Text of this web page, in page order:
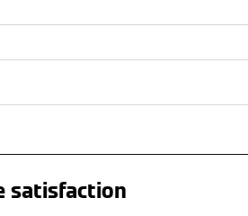
satisfaction